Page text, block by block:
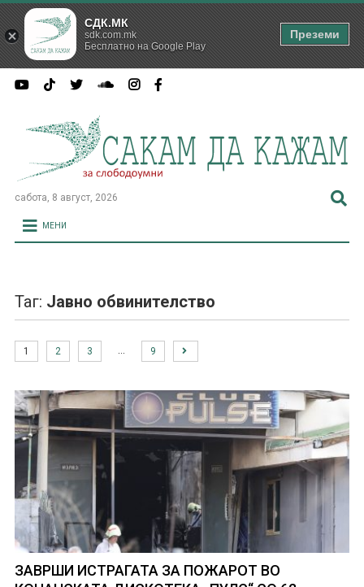
сабота, 8 август, 2026
МЕНИ
Таг: Јавно обвинителство
1 2 3 9
ЗАВРШИ ИСТРАГАТА ЗА ПОЖАРОТ ВО
СДК.МК
sdk.com.mk
Бесплатно на Google Play
Преземи